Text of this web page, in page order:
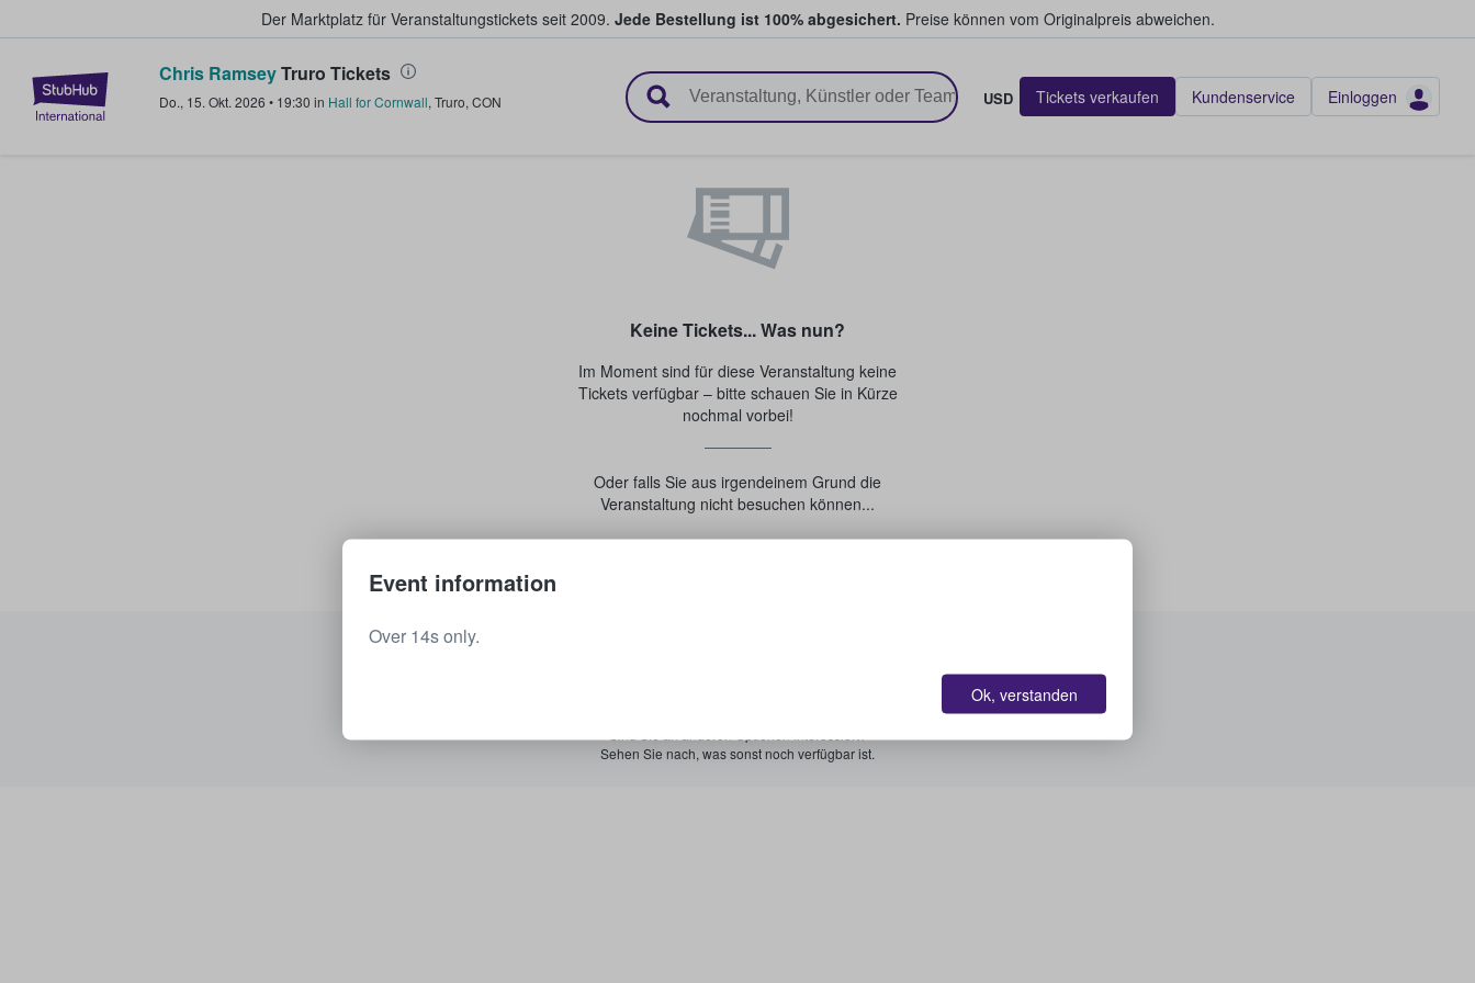
Der Marktplatz für Veranstaltungstickets seit 2009. Jede Bestellung ist 100% abgesichert. Preise können vom Originalpreis abweichen.
StubHub - Wo Fans Tickets kaufen & verkaufen
Chris RamseyTruro Tickets
Do., 15. Okt. 2026 • 19:30 in Hall for Cornwall, Truro, CON USD Tickets verkaufen Kundenservice Einloggen
Keine Tickets... Was nun?
Im Moment sind für diese Veranstaltung keine
Tickets verfügbar – bitte schauen Sie in Kürze
nochmal vorbei!
Oder falls Sie aus irgendeinem Grund die
Veranstaltung nicht besuchen können...
Sehen Sie nach, was sonst noch verfügbar ist.
Event information
Over 14s only.
Ok, verstanden